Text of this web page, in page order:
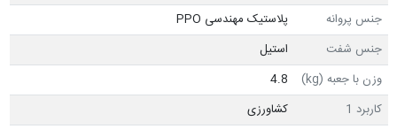
جنس پروانه
پلاستیک مهندسی PPO
جنس شفت
استیل
وزن با جعبه (kg)
4.8
کاربرد 1
کشاورزی